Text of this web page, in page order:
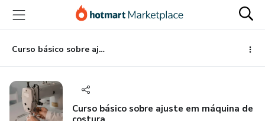
para
conteúdo
principal
para
pagamento
para
rodapé
Curso básico sobre ajuste em máquina de costura
Curso básico sobre ajuste em máquina de